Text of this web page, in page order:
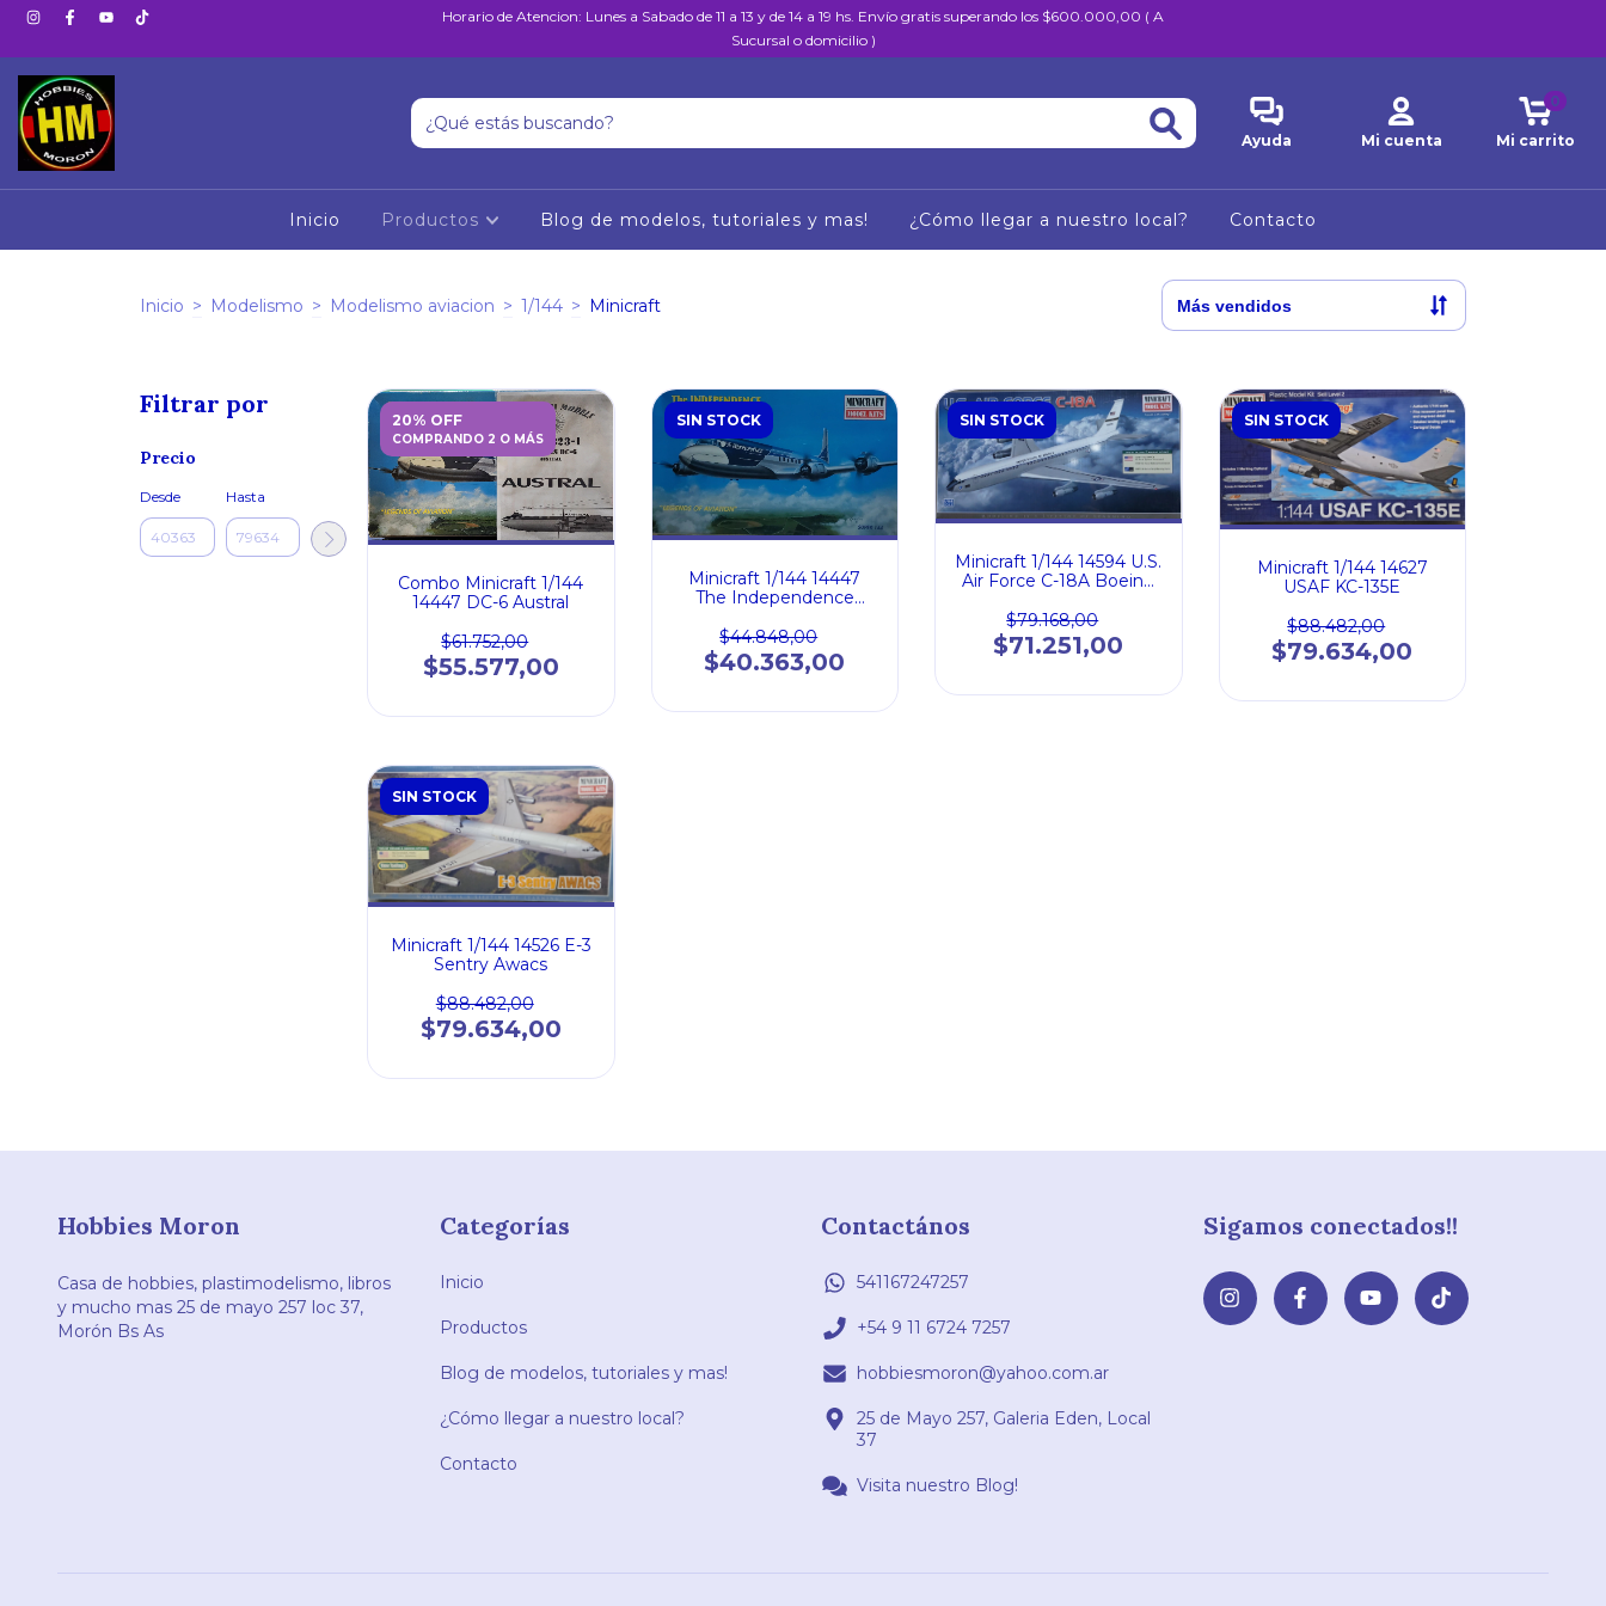
Horario de Atencion: Lunes a Sabado de 11 a 13 y de 14 a 19 hs. Envío gratis superando los $600.000,00 ( A
Sucursal o domicilio )
Ayuda Mi cuenta Mi carrito
0
Inicio Productos Blog de modelos, tutoriales y mas! ¿Cómo llegar a nuestro local? Contacto
Inicio > Modelismo > Modelismo aviacion > 1/144 > Minicraft
Filtrar por
Precio
Desde Hasta
20% OFF
COMPRANDO 2 O MÁS
Combo Minicraft 1/144
14447 DC-6 Austral
$61.752,00
$55.577,00
SIN STOCK
Minicraft 1/144 14447
The Independence
Truman's Presidential
Transport CN
$44.848,00
$40.363,00
SIN STOCK
Minicraft 1/144 14594 U.S.
Air Force C-18A Boeing
$79.168,00
$71.251,00
SIN STOCK
Minicraft 1/144 14627
USAF KC-135E
$88.482,00
$79.634,00
SIN STOCK
Minicraft 1/144 14526 E-3
Sentry Awacs
$88.482,00
$79.634,00
Hobbies Moron
Casa de hobbies, plastimodelismo, libros
y mucho mas 25 de mayo 257 loc 37,
Morón Bs As
Categorías
Inicio
Productos
Blog de modelos, tutoriales y mas!
¿Cómo llegar a nuestro local?
Contacto
Contactános
541167247257
+54 9 11 6724 7257
hobbiesmoron@yahoo.com.ar
25 de Mayo 257, Galeria Eden, Local
37
Visita nuestro Blog!
Sigamos conectados!!